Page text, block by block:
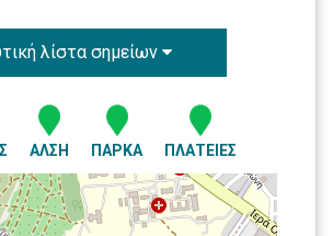
λίστα σημείων
ΆΛΣΗ ΠΆΡΚΑ ΠΛΑΤΕΊΕΣ